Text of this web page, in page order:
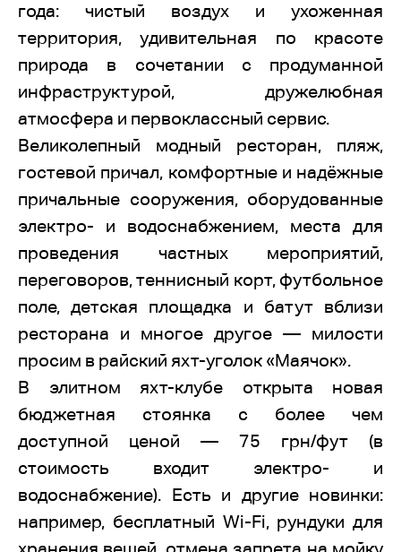
года: чистый воздух и ухоженная
территория, удивительная по красоте
природа в сочетании с продуманной
инфраструктурой, дружелюбная
атмосфера и первоклассный сервис.
Великолепный модный ресторан, пляж,
гостевой причал, комфортные и надёжные
причальные сооружения, оборудованные
электро- и водоснабжением, места для
проведения частных мероприятий,
переговоров, теннисный корт, футбольное
поле, детская площадка и батут вблизи
ресторана и многое другое — милости
просим в райский яхт-уголок «Маячок».
В элитном яхт-клубе открыта новая
бюджетная стоянка с более чем
доступной ценой — 75 грн/фут (в
стоимость входит электро- и
водоснабжение). Есть и другие новинки:
например, бесплатный Wi-Fi, рундуки для